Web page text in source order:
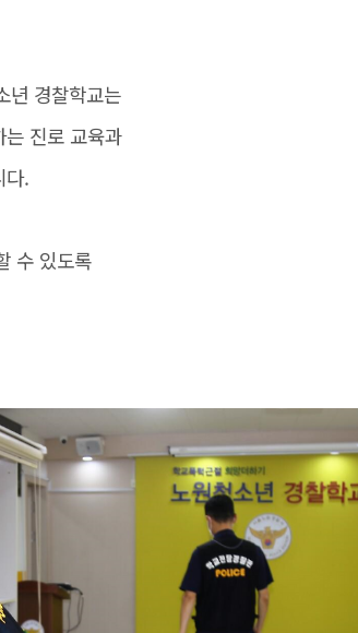
년 경찰학교는
진로 교육과
다.
수 있도록